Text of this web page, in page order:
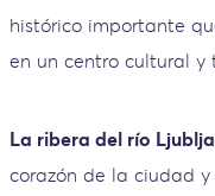
histórico importante
en un centro cultural y
La ribera del río
corazón de la ciudad